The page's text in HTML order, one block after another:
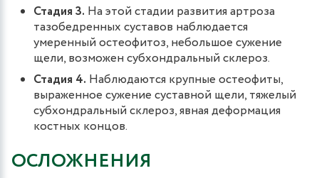
Стадия 3. На этой стадии развития артроза
тазобедренных суставов наблюдается
умеренный остеофитоз, небольшое сужение
щели, возможен субхондральный склероз.
Стадия 4. Наблюдаются крупные остеофиты,
выраженное сужение суставной щели, тяжелый
субхондральный склероз, явная деформация
костных концов.
ОСЛОЖНЕНИЯ